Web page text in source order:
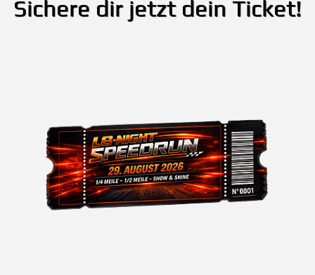
Sichere dir jetzt dein Ticket!